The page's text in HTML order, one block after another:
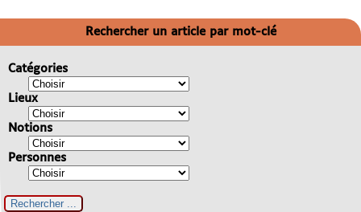
Rechercher un article par mot-clé
Catégories
Lieux
Notions
Personnes